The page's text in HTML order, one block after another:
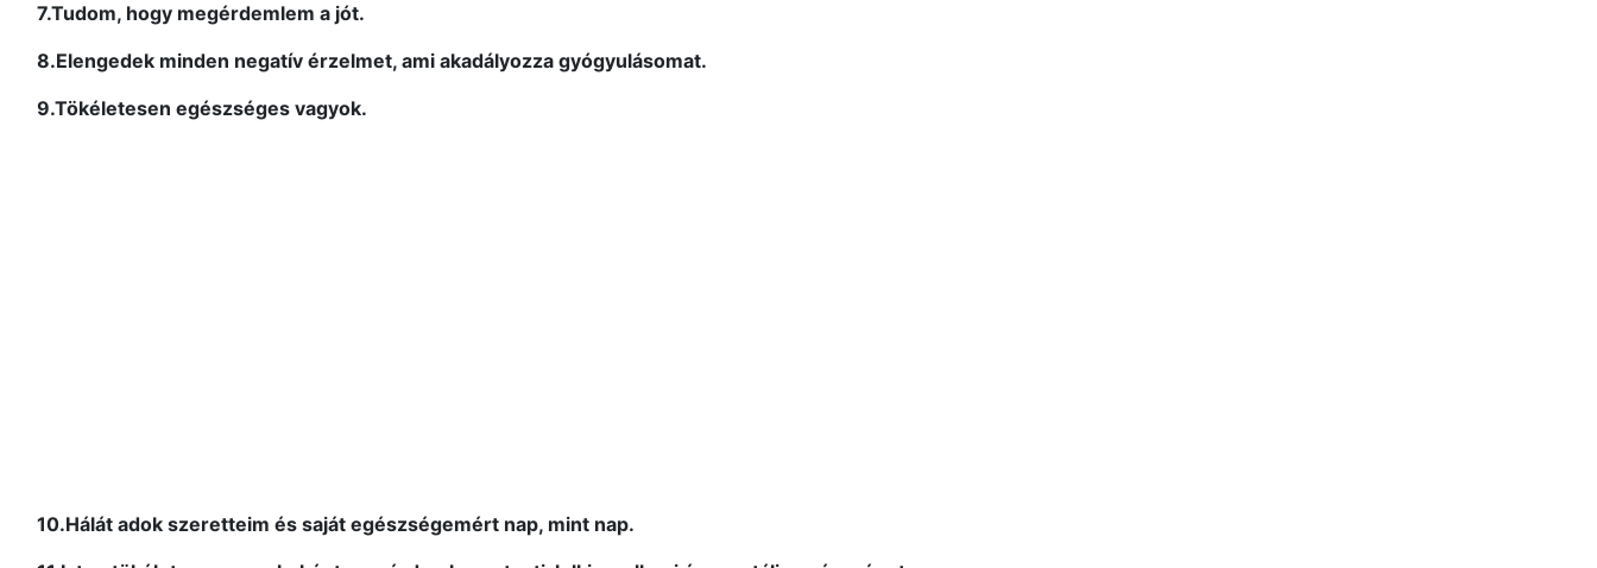
7.Tudom, hogy megérdemlem a jót.
8.Elengedek minden negatív érzelmet, ami akadályozza gyógyulásomat.
9.Tökéletesen egészséges vagyok.
10.Hálát adok szeretteim és saját egészségemért nap, mint nap.